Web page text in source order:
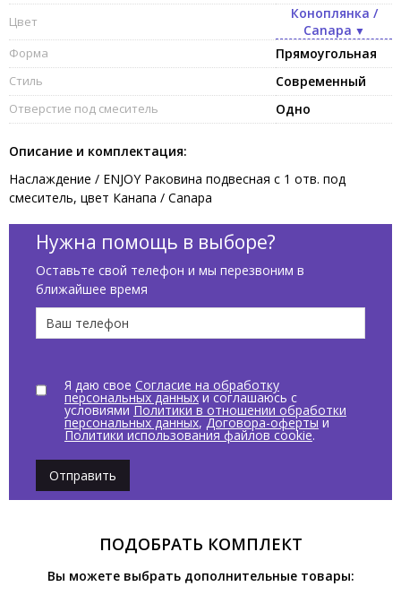
Цвет
Коноплянка /
Canapa
Форма Прямоугольная
Стиль Современный
Отверстие под смеситель Одно
Описание и комплектация:
Наслаждение / ENJOY Раковина подвесная с 1 отв. под
смеситель, цвет Канапа / Canapa
Нужна помощь в выборе?
Оставьте свой телефон и мы перезвоним в
ближайшее время
Я даю свое Согласие на обработку
персональных данныхи соглашаюсь с
условиями Политики в отношении обработки
персональных данных, Договора-оферты и
Политики использования файлов cookie.
Отправить
ПОДОБРАТЬ КОМПЛЕКТ
Вы можете выбрать дополнительные товары: